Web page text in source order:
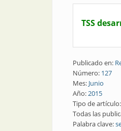
TSS
Publicado en:
Número: 127
Mes: Junio
Año:2015
Tipo de artículo:
Todas las
Palabra clave: